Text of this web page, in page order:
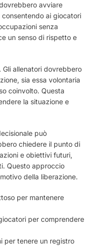
avviare
ai giocatori
senza
un senso di rispetto e
allenatori dovrebbero
sia essa volontaria
coinvolto. Questa
la situazione e
può
chiedere il punto di
e obiettivi futuri,
Questo approccio
della liberazione.
per mantenere
per comprendere
per tenere un registro